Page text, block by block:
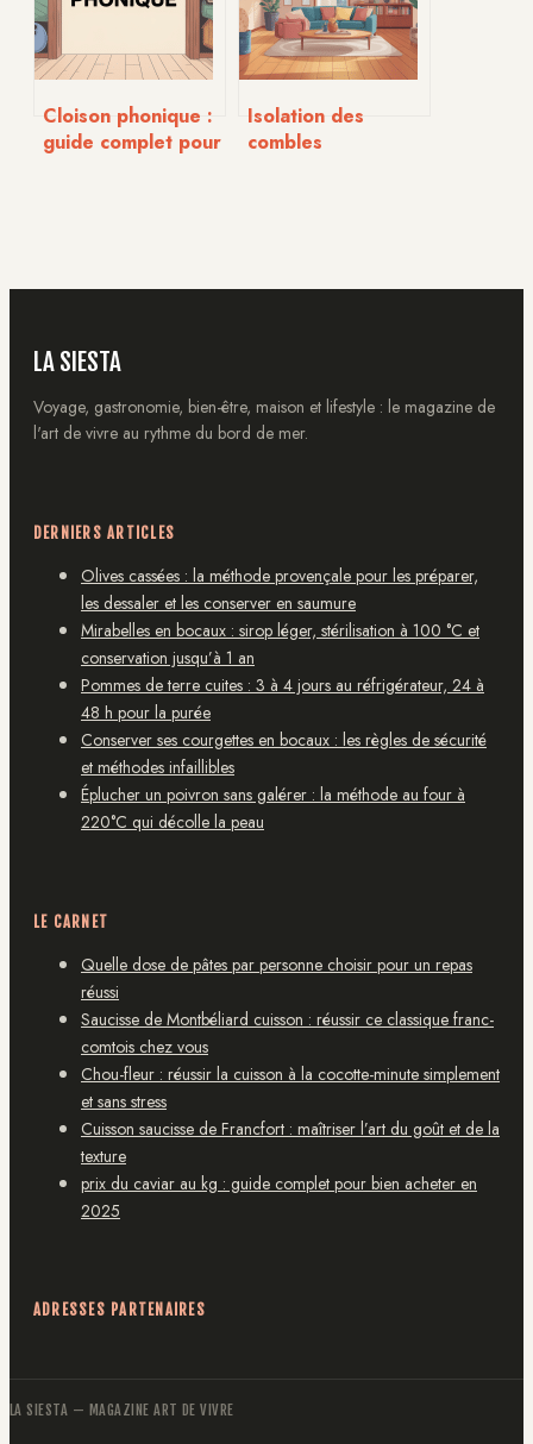
Cloison phonique :
guide complet pour
Isolation des
combles
LA SIESTA
Voyage, gastronomie, bien-être, maison et lifestyle : le magazine de
l'art de vivre au rythme du bord de mer.
DERNIERS ARTICLES
Olives cassées : la méthode provençale pour les préparer,
les dessaler et les conserver en saumure
Mirabelles en bocaux : sirop léger, stérilisation à 100 °C et
conservation jusqu’à 1 an
Pommes de terre cuites : 3 à 4 jours au réfrigérateur, 24 à
48 h pour la purée
Conserver ses courgettes en bocaux : les règles de sécurité
et méthodes infaillibles
Éplucher un poivron sans galérer : la méthode au four à
220°C qui décolle la peau
LE CARNET
Quelle dose de pâtes par personne choisir pour un repas
réussi
Saucisse de Montbéliard cuisson : réussir ce classique franc-
comtois chez vous
Chou-fleur : réussir la cuisson à la cocotte-minute simplement
et sans stress
Cuisson saucisse de Francfort : maîtriser l’art du goût et de la
texture
prix du caviar au kg : guide complet pour bien acheter en
2025
ADRESSES PARTENAIRES
LA SIESTA — MAGAZINE ART DE VIVRE